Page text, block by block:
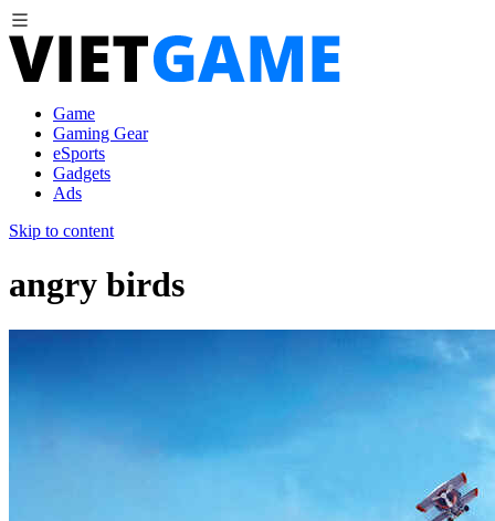
Game
Gaming Gear
eSports
Gadgets
Ads
Skip to content
angry birds